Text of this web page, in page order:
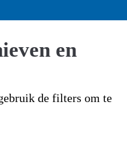
en
de filters om te